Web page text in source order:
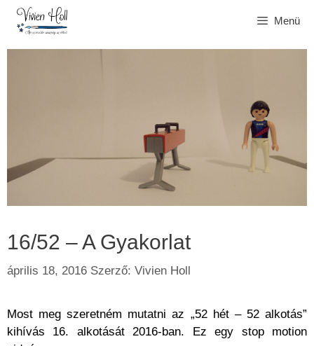
Kilépés
Menü
16/52 – A Gyakorlat
április 18, 2016 Szerző: Vivien Holl
Most meg szeretném mutatni az „52 hét – 52 alkotás”
kihívás 16. alkotását 2016-ban. Ez egy stop motion